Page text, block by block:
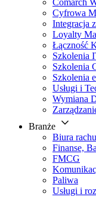
Comarch
Cyfrowa
Integracja
Loyalty
Łączność
Szkolenia
Szkolenia
Szkolenia
Usługi i
Wymiana
Branże
Biura
Finanse,
FMCG
Paliwa
Usługi i